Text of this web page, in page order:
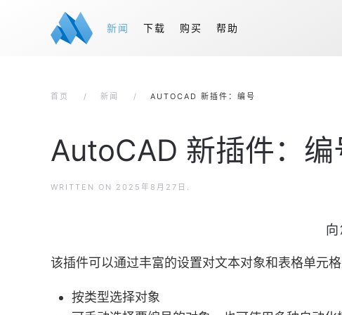
新闻 下载 购买 帮助
首页 新闻 AUTOCAD 新插件：编号
AutoCAD 新插件：编
WRITTEN ON 2025年8月27日 .
该插件可以通过丰富的设置对文本对象和表格单元格
按类型选择对象